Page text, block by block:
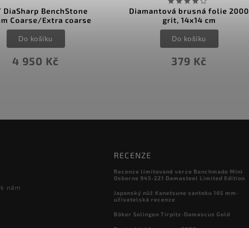
DiaSharp BenchStone
Coarse/Extra coarse
4 950 Kč
Do košíku
Diamantová brusná folie 2000
grit, 14x14 cm
379 Kč
Do košíku
nám
RECENZE
Recenze limitované verze Benchmade Mini
Osborne 945-221 Damasteel Limited Edition
Japonský nůž Kanetsune santoku 165 mm-
uživatelská recenze
Böker Solingen Tirpitz-Damascus Gold